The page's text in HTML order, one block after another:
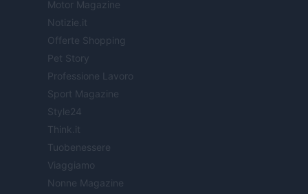
Motor Magazine
Notizie.it
Offerte Shopping
Pet Story
Professione Lavoro
Sport Magazine
Style24
Think.it
Tuobenessere
Viaggiamo
Nonne Magazine